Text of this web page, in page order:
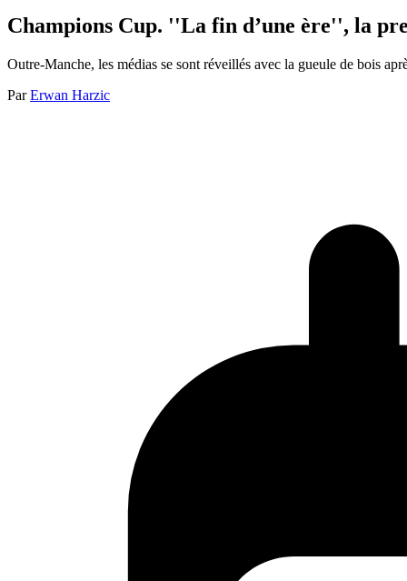
Champions Cup. ''La fin d’une ère'', la
Outre-Manche, les médias se sont réveillés avec la gueule de bois
Par Erwan Harzic